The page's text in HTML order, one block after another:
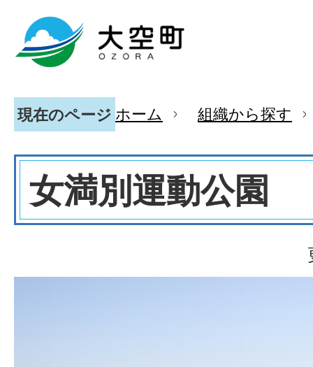
現在のページ ホーム 組織から探す
女満別運動公園